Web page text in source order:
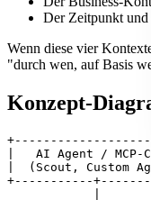
Der Zeitpunkt
Wenn diese vier
"durch wen, auf Basis
Konzept-
|   AI Agent /
|  (Scout, Custom
+-----------